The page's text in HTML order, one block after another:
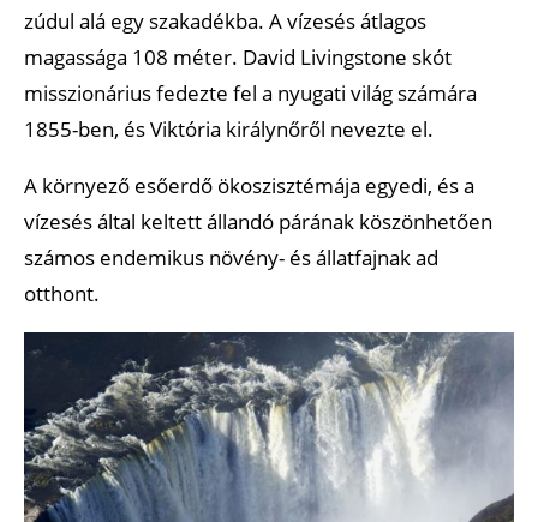
zúdul alá egy szakadékba. A vízesés átlagos
magassága 108 méter. David Livingstone skót
misszionárius fedezte fel a nyugati világ számára
1855-ben, és Viktória királynőről nevezte el.
A környező esőerdő ökoszisztémája egyedi, és a
vízesés által keltett állandó párának köszönhetően
számos endemikus növény- és állatfajnak ad
otthont.